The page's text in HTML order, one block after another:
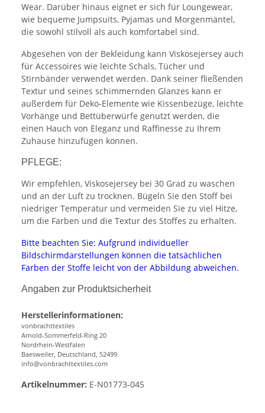
Wear. Darüber hinaus eignet er sich für Loungewear,
wie bequeme Jumpsuits, Pyjamas und Morgenmäntel,
die sowohl stilvoll als auch komfortabel sind.
Abgesehen von der Bekleidung kann Viskosejersey auch
für Accessoires wie leichte Schals, Tücher und
Stirnbänder verwendet werden. Dank seiner fließenden
Textur und seines schimmernden Glanzes kann er
außerdem für Deko-Elemente wie Kissenbezüge, leichte
Vorhänge und Bettüberwürfe genutzt werden, die
einen Hauch von Eleganz und Raffinesse zu Ihrem
Zuhause hinzufügen können.
PFLEGE:
Wir empfehlen, Viskosejersey bei 30 Grad zu waschen
und an der Luft zu trocknen. Bügeln Sie den Stoff bei
niedriger Temperatur und vermeiden Sie zu viel Hitze,
um die Farben und die Textur des Stoffes zu erhalten.
Bitte beachten Sie: Aufgrund individueller
Bildschirmdarstellungen können die tatsächlichen
Farben der Stoffe leicht von der Abbildung abweichen.
Angaben zur Produktsicherheit
Herstellerinformationen:
vonbrachttextiles
Arnold-Sommerfeld-Ring 20
Nordrhein-Westfalen
Baesweiler, Deutschland, 52499
info@vonbrachttextiles.com
Artikelnummer: E-N01773-045